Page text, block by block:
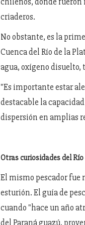
criaderos.
No obstante, es la
Cuenca del Río de la
agua, oxígeno disuelto,
"Es importante estar
destacable la
dispersión en amplias
Otras curiosidades del Río
El mismo pescador fue
esturión. El guía de
cuando "hace un año